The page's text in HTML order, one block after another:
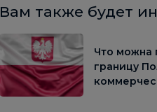
Вам также будет
Что можна
границу